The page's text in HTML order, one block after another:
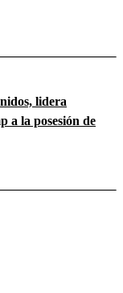
lidera
a la posesión de